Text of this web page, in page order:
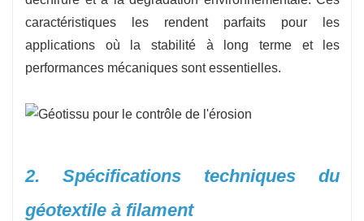
caractéristiques les rendent parfaits pour les
applications où la stabilité à long terme et les
performances mécaniques sont essentielles.
2. Spécifications techniques du
géotextile à filament